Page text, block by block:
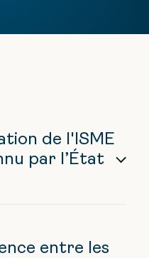
de l'ISME
par l’État
entre les